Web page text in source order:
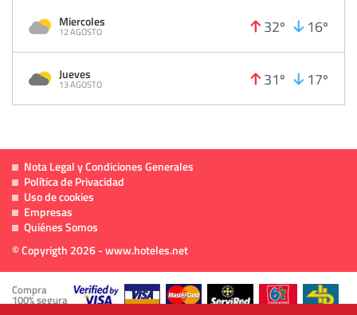
Miercoles
12 AGOSTO 32º 16º
Jueves
13 AGOSTO 31º 17º
Nota Legal y Condiciones Generales
Política de Privacidad
Uso de cookies
Empresas
Quiénes Somos
© Copyrigth 2026 - www.hoteles.net
Compra
100% segura